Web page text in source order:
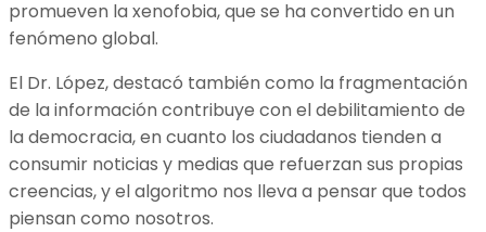
promueven la xenofobia, que se ha convertido en un
fenómeno global.
El Dr. López, destacó también como la fragmentación
de la información contribuye con el debilitamiento de
la democracia, en cuanto los ciudadanos tienden a
consumir noticias y medias que refuerzan sus propias
creencias, y el algoritmo nos lleva a pensar que todos
piensan como nosotros.